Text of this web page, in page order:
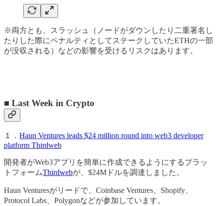
※両方とも、スラッシュ（ノードがダウンしたり二重署名し
たりした際にペナルティとしてステークしていたETHの一部
が没収される）などの影響を受けるリスクはあります。
■ Last Week in Crypto
１． Haun Ventures leads $24 million round into web3 developer
platform Thirdweb
開発者がWeb3アプリを簡単に作成できるようにするプラッ
トフォームThirdwebが、$24Mドルを調達しました。
Haun Venturesがリードで、Coinbase Ventures、Shopify、
Protocol Labs、Polygonなどが参加しています。